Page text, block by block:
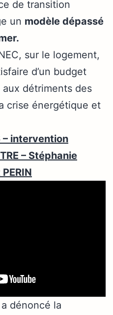
de transition
un modèle dépassé
sur le logement,
d’un budget
aux détriments des
crise énergétique et
intervention
– Stéphanie
dénoncé la